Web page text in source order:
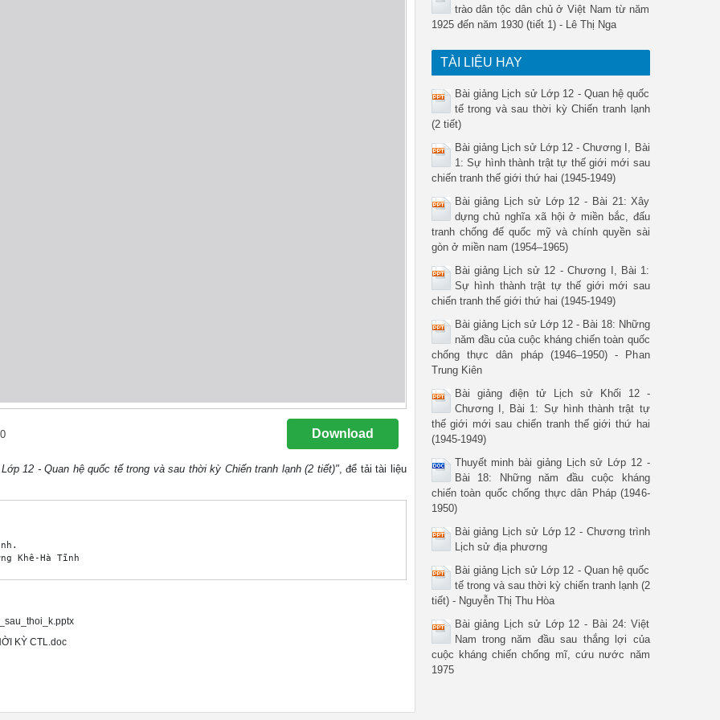
0 Download
12 - Quan hệ quốc tế trong và sau thời kỳ Chiến tranh lạnh (2 tiết)", để tải tài liệu
KỲ CTL.doc
trào dân tộc dân chủ ở Việt Nam từ năm
1925 đến năm 1930 (tiết 1) - Lê Thị Nga
TÀI LIỆU HAY
Bài giảng Lịch sử Lớp 12 - Quan hệ quốc
tế trong và sau thời kỳ Chiến tranh lạnh
(2 tiết)
Bài giảng Lịch sử Lớp 12 - Chương I, Bài
1: Sự hình thành trật tự thế giới mới sau
chiến tranh thế giới thứ hai (1945-1949)
Bài giảng Lịch sử Lớp 12 - Bài 21: Xây
dựng chủ nghĩa xã hội ở miền bắc, đấu
tranh chống đế quốc mỹ và chính quyền sài
gòn ở miền nam (1954–1965)
Bài giảng Lịch sử 12 - Chương I, Bài 1:
Sự hình thành trật tự thế giới mới sau
chiến tranh thế giới thứ hai (1945-1949)
Bài giảng Lịch sử Lớp 12 - Bài 18: Những
năm đầu của cuộc kháng chiến toàn quốc
chống thực dân pháp (1946–1950) - Phan
Trung Kiên
Bài giảng điện tử Lịch sử Khối 12 -
Chương I, Bài 1: Sự hình thành trật tự
thế giới mới sau chiến tranh thế giới thứ hai
(1945-1949)
Thuyết minh bài giảng Lịch sử Lớp 12 -
Bài 18: Những năm đầu cuộc kháng
chiến toàn quốc chống thực dân Pháp (1946-
1950)
Bài giảng Lịch sử Lớp 12 - Chương trình
Lịch sử địa phương
Bài giảng Lịch sử Lớp 12 - Quan hệ quốc
tế trong và sau thời kỳ chiến tranh lạnh (2
tiết) - Nguyễn Thị Thu Hòa
Bài giảng Lịch sử Lớp 12 - Bài 24: Việt
Nam trong năm đầu sau thắng lợi của
cuộc kháng chiến chống mĩ, cứu nước năm
1975